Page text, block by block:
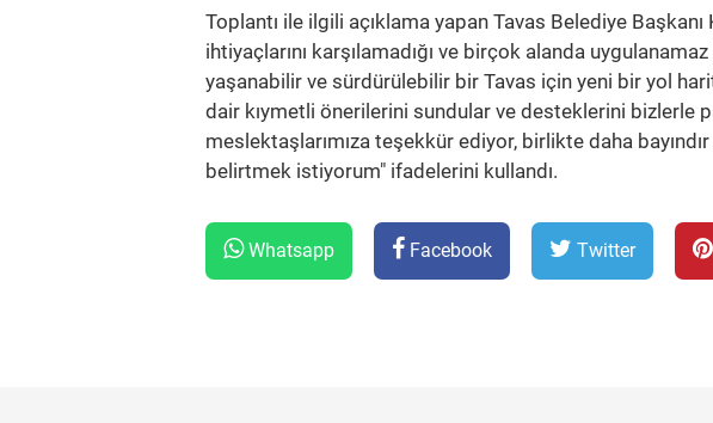
Toplantı ile ilgili açıklama yapan Tavas Belediye
ihtiyaçlarını karşılamadığı ve birçok alanda
yaşanabilir ve sürdürülebilir bir Tavas için yeni bir yol
dair kıymetli önerilerini sundular ve desteklerini bizlerle
meslektaşlarımıza teşekkür ediyor, birlikte daha
belirtmek istiyorum" ifadelerini kullandı.
Whatsapp Facebook Twitter